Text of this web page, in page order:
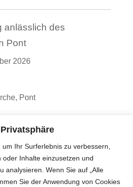
Ihr Surferlebnis zu verbessern,
oder Inhalte einzusetzen und
analysieren. Wenn Sie auf „Alle
Sie der Anwendung von Cookies
anlässlich des
Pont
2026
Pont
des
Hartefeld
2026